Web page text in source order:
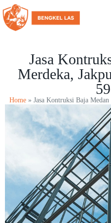
Jasa
Merdeka,
Home » Jasa Kontruksi Baja